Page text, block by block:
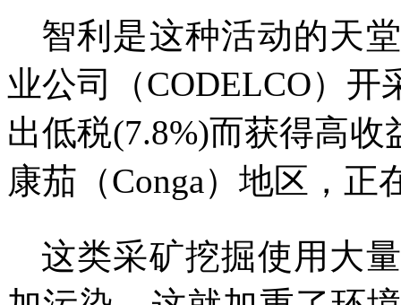
智利是这种活动的天
业公司（CODELCO）开
出低税(7.8%)而获得高收
康茄（Conga）地区，正
这类采矿挖掘使用大